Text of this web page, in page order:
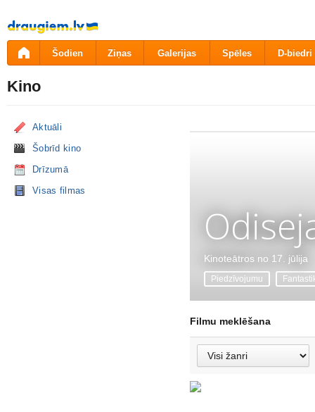
Pāriet
uz
saturu
Šodien Ziņas Galerijas Spēles D-biedri
Kino
Aktuāli
Šobrīd kino
Drīzumā
Visas filmas
Kinoteātros no 17. jūlija
Piedzīvojumu
Filmu meklēšana